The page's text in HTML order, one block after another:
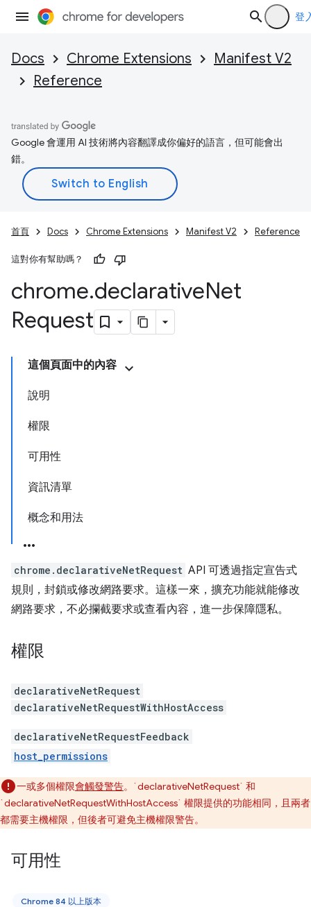
登
Docs Chrome Extensions
Manifest V2
Reference
Google 會運用 AI 技術將內容翻譯成你偏好的語言，但可能會出
錯。
首頁 Docs Chrome Extensions Manifest V2 Reference
這對你有幫助嗎？
chrome.declarativeNet
Request
這個頁面中的內容
說明
權限
可用性
資訊清單
概念和用法
chrome.declarativeNetRequest API 可透過指定宣告式
規則，封鎖或修改網路要求。這樣一來，擴充功能就能修改
網路要求，不必攔截要求或查看內容，進一步保障隱私。
權限
declarativeNetRequest
declarativeNetRequestWithHostAccess
declarativeNetRequestFeedback
host_permissions
一或多個權限會觸發警告。`declarativeNetRequest` 和
`declarativeNetRequestWithHostAccess` 權限提供的功能相同，且兩者
都需要主機權限，但後者可避免主機權限警告。
可用性
Chrome 84 以上版本